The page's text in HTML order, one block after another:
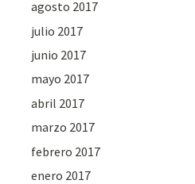
agosto 2017
julio 2017
junio 2017
mayo 2017
abril 2017
marzo 2017
febrero 2017
enero 2017